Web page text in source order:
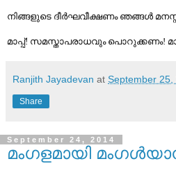
നിങ്ങളുടെ ദീര്‍ഘവീക്ഷണം ഞങ്ങള്‍
മാപ്പ്! സമസ്താപരാധവും പൊറുക്കണം!
Ranjith Jayadevan at September 25,
Share
September 24, 2014
മംഗളമായി